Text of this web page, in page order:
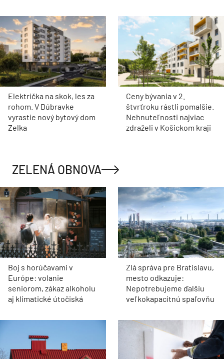
Električka na skok, les za
rohom. V Dúbravke
vyrastie nový bytový dom
Zelka
Ceny bývania v 2.
štvrťroku rástli pomalšie.
Nehnuteľnosti najviac
zdraželi v Košickom kraji
ZELENÁ OBNOVA
Boj s horúčavami v
Európe: volanie
seniorom, zákaz alkoholu
aj klimatické útočiská
Zlá správa pre Bratislavu,
mesto odkazuje:
Nepotrebujeme ďalšiu
veľkokapacitnú spaľovňu